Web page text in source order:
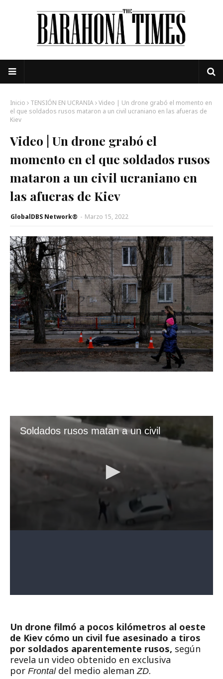
Inicio TENSIÓN EN UCRANIA Video | Un drone grabó el momento en
el que soldados rusos mataron a un civil ucraniano en las afueras de
Kiev
Video | Un drone grabó el
momento en el que soldados rusos
mataron a un civil ucraniano en
las afueras de Kiev
GlobalDBS Network® - Marzo 15, 2022
Un drone filmó a pocos kilómetros al oeste
de Kiev cómo un civil fue asesinado a tiros
por soldados aparentemente rusos, según
revela un video obtenido en exclusiva
por Frontal del medio aleman ZD.